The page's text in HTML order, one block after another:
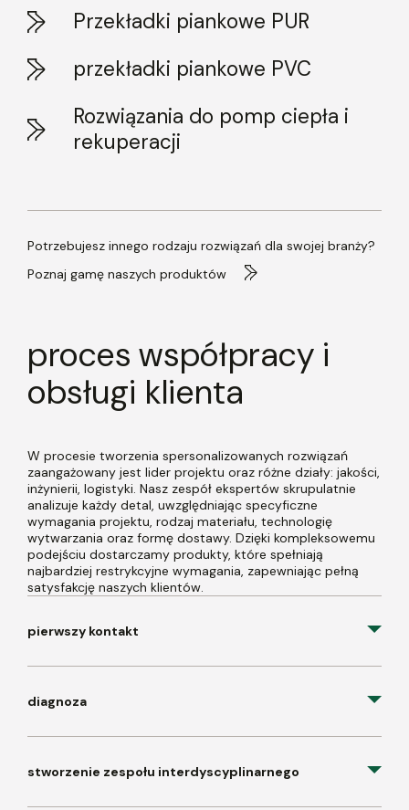
Przekładki piankowe PUR
przekładki piankowe PVC
Rozwiązania do pomp ciepła i
rekuperacji
Potrzebujesz innego rodzaju rozwiązań dla swojej branży?
Poznaj gamę naszych produktów
proces współpracy i
obsługi klienta
W procesie tworzenia spersonalizowanych rozwiązań
zaangażowany jest lider projektu oraz różne działy: jakości,
inżynierii, logistyki. Nasz zespół ekspertów skrupulatnie
analizuje każdy detal, uwzględniając specyficzne
wymagania projektu, rodzaj materiału, technologię
wytwarzania oraz formę dostawy. Dzięki kompleksowemu
podejściu dostarczamy produkty, które spełniają
najbardziej restrykcyjne wymagania, zapewniając pełną
satysfakcję naszych klientów.
pierwszy kontakt
diagnoza
stworzenie zespołu interdyscyplinarnego